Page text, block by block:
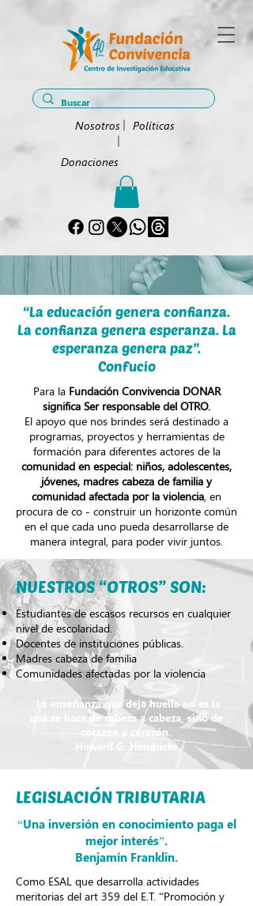
Nosotros Políticas
Donaciones
“La educación genera confianza.
La confianza genera esperanza. La
esperanza genera paz”.
Confucio
Para la Fundación Convivencia DONAR
significa Ser responsable del OTRO.
El apoyo que nos brindes será destinado a
programas, proyectos y herramientas de
formación para diferentes actores de la
comunidad en especial: niños, adolescentes,
jóvenes, madres cabeza de familia y
comunidad afectada por la violencia, en
procura de co - construir un horizonte común
en el que cada uno pueda desarrollarse de
manera integral, para poder vivir juntos.
NUESTROS “OTROS” SON:
Estudiantes de escasos recursos en cualquier
nivel de escolaridad.
Docentes de instituciones públicas.
Madres cabeza de familia
Comunidades afectadas por la violencia
“La enseñanza que deja huella no es la
que se hace de cabeza a cabeza, sino de
corazón a corazón.
Howard G. Hendricks
LEGISLACIÓN TRIBUTARIA
“Una inversión en conocimiento paga el
mejor interés”.
Benjamín Franklin.
Como ESAL que desarrolla actividades
meritorias del art 359 del E.T. “Promoción y